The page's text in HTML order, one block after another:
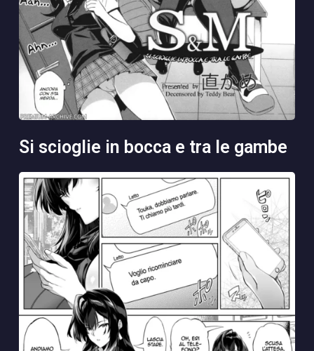
si scioglie in bocca e tra le gambe